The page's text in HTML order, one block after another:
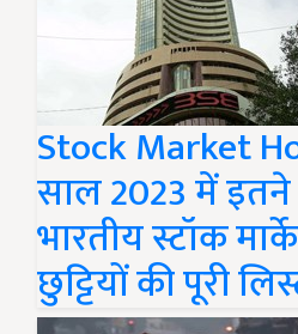
Stock Market
साल 2023 में इतने
भारतीय स्टॉक
छुट्टियों की पूरी